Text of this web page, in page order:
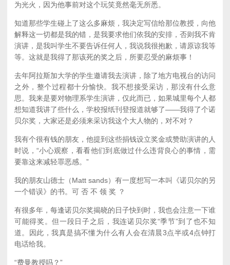
为光火，因为他事前对这个玩笑竟然毫无所悉。
知道那些学生碰上了这么多麻烦，我决定写信给那位教授，向他
解释这一切都是我的错，是我要求他们依我的安排，否则我不肯
演讲，是我叫学生不要告诉任何人，我说我很抱歉，请原谅我等
等。这就是我得了那该死的奖之后，所要忍受的麻烦事！
去年阿拉斯加大学的学生邀请我去演讲，除了地方电视台的访问
之外，整个过程都十分愉快。我不想接受采访，那没有什么意
思。我来是要对物理系学生演讲，仅此而已，如果城里每个人都
想知道我讲了些什么，学校报纸刊登报道就够了——我得了个诺
贝尔奖，大家还是必须来采访我这个大人物的，对不对？
我有个很有钱的朋友，他提到这些捐钱设立奖金或赞助演讲的人
时说，“小心观察，看看他们到底做过什么违背良心的事情，需
要靠这来减轻罪恶感。”
我的朋友山德士（Matt sands）有一度想写一本叫《诺贝尔的另
一个错误》的书。可 否 不 领 奖 ？
有很多年，每逢诺贝尔奖揭晓的日子快到时，我也会注意一下谁
可能得奖。但一段日子之后，我连诺贝尔奖“季节”到了也不知
道。因此，我真是搞不懂为什么有人会在清晨3点半或4点钟打
电话给我。
“费曼教授吗？”